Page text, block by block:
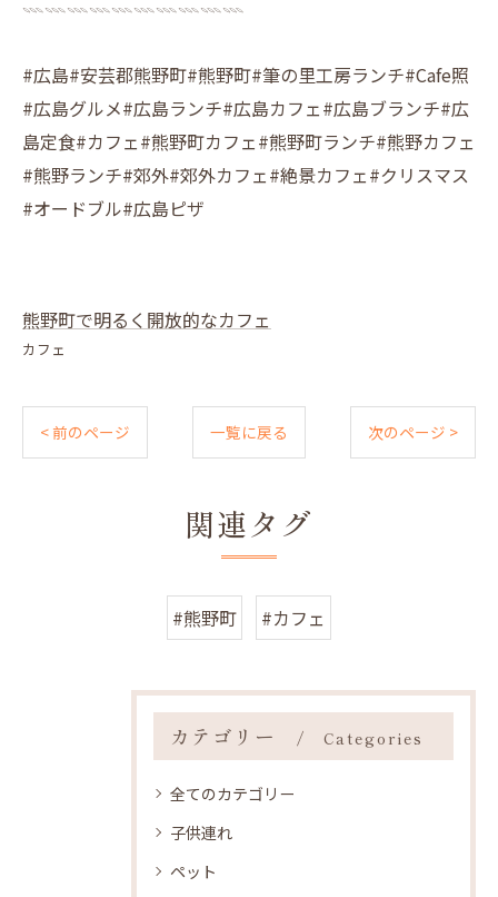
𓇠𓇠𓇠𓇠𓇠𓇠𓇠𓇠𓇠𓇠
#広島#安芸郡熊野町#熊野町#筆の里工房ランチ#Cafe照
#広島グルメ#広島ランチ#広島カフェ#広島ブランチ#広
島定食#カフェ#熊野町カフェ#熊野町ランチ#熊野カフェ
#熊野ランチ#郊外#郊外カフェ#絶景カフェ#クリスマス
#オードブル#広島ピザ
熊野町で明るく開放的なカフェ
カフェ
< 前のページ 一覧に戻る 次のページ >
関連タグ
#熊野町 #カフェ
カテゴリー Categories
全てのカテゴリー
子供連れ
ペット